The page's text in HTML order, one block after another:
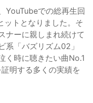
YouTubeでの総再生回
ットとなりました。そ
ナーに親しまれ続けて
系「バズリズム02」
く時に聴きたい曲No.1
明する多くの実績を